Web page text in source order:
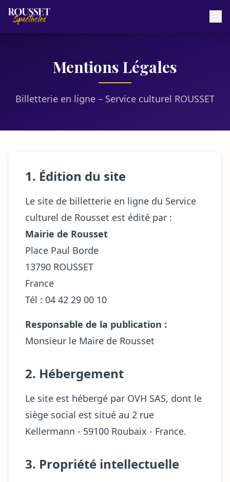
Mentions Légales
Billetterie en ligne – Service culturel ROUSSET
1. Édition du site
Le site de billetterie en ligne du Service
culturel de Rousset est édité par :
Mairie de Rousset
Place Paul Borde
13790 ROUSSET
France
Tél : 04 42 29 00 10
Responsable de la publication :
Monsieur le Maire de Rousset
2. Hébergement
Le site est hébergé par OVH SAS, dont le
siège social est situé au 2 rue
Kellermann - 59100 Roubaix - France.
3. Propriété intellectuelle